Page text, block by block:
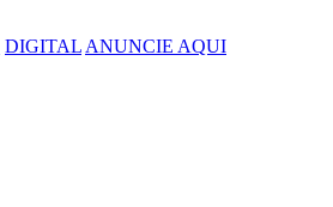
DIGITAL ANUNCIE AQUI